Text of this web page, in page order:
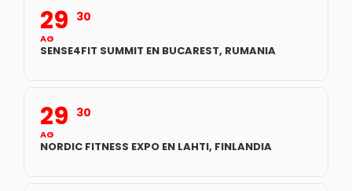
29
AG
30
SENSE4FIT SUMMIT EN BUCAREST, RUMANIA
29
AG
30
NORDIC FITNESS EXPO EN LAHTI, FINLANDIA